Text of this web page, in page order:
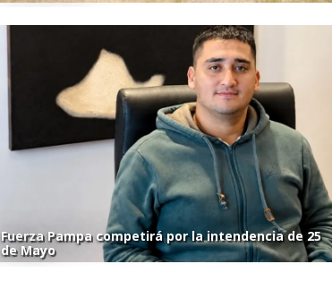
Fuerza Pampa competirá por la intendencia de 25
de Mayo